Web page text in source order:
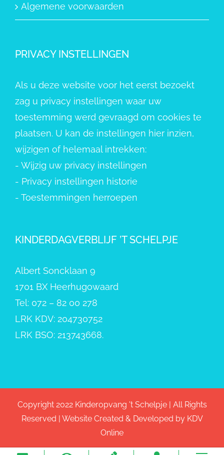
Algemene voorwaarden
PRIVACY INSTELLINGEN
Als u deze website voor het eerst bezoekt
zag u privacy instellingen waar uw
toestemming werd gevraagd om cookies te
plaatsen. U kan de instellingen hier inzien,
wijzigen of helemaal intrekken:
- Wijzig uw privacy instellingen
- Privacy instellingen historie
- Toestemmingen herroepen
KINDERDAGVERBLIJF ’T SCHELPJE
Albert Soncklaan 9
1701 BX Heerhugowaard
Tel: 072 – 82 00 278
LRK KDV: 204730752
LRK BSO: 213743668.
Copyright 2022 Kinderopvang 't Schelpje | All Rights
Reserved | Website Created & Developed by KDV
Online